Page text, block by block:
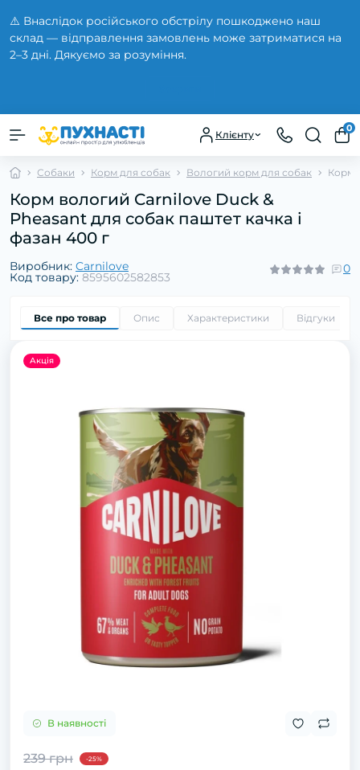
⚠️ Внаслідок російського обстрілу пошкоджено наш
склад — відправлення замовлень може затриматися на
2–3 дні. Дякуємо за розуміння.
Клієнту
0
Собаки Корм для собак Вологий корм для собак Корм
Корм вологий Carnilove Duck &
Pheasant для собак паштет качка і
фазан 400 г
Виробник: Carnilove
Код товару: 8595602582853
0
Все про товар Опис Характеристики Відгуки
Акція
В наявності
239 грн -25%